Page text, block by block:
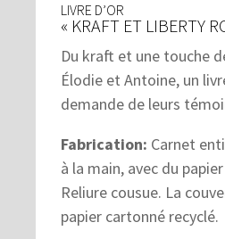
LIVRE D’OR
« KRAFT ET LIBERTY
Du kraft et une touche
Élodie et Antoine, un
demande de leurs
Fabrication: Carnet
à la main, avec du
Reliure cousue. La
papier cartonné recyclé.